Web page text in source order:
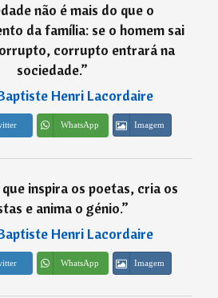
não é mais do que o
da família: se o homem sai
corrupto entrará na
sociedade.”
Henri Lacordaire
WhatsApp Imagem
inspira os poetas, cria os
e anima o génio.”
Henri Lacordaire
WhatsApp Imagem